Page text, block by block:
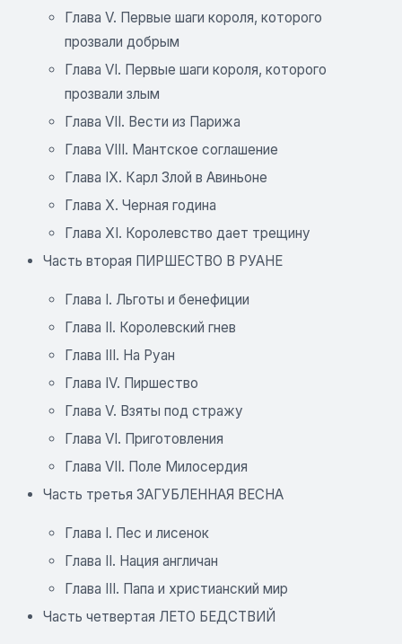
Глава V. Первые шаги короля, которого
прозвали добрым
Глава VI. Первые шаги короля, которого
прозвали злым
Глава VII. Вести из Парижа
Глава VIII. Мантское соглашение
Глава IX. Карл Злой в Авиньоне
Глава Х. Черная година
Глава XI. Королевство дает трещину
Часть вторая ПИРШЕСТВО В РУАНЕ
Глава I. Льготы и бенефиции
Глава II. Королевский гнев
Глава III. На Руан
Глава IV. Пиршество
Глава V. Взяты под стражу
Глава VI. Приготовления
Глава VII. Поле Милосердия
Часть третья ЗАГУБЛЕННАЯ ВЕСНА
Глава I. Пес и лисенок
Глава II. Нация англичан
Глава III. Папа и христианский мир
Часть четвертая ЛЕТО БЕДСТВИЙ